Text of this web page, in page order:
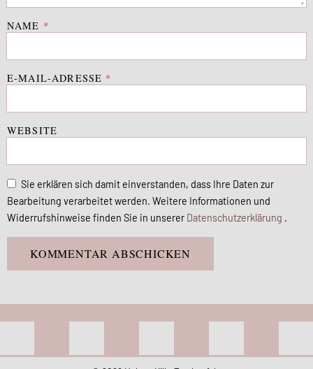
NAME *
E-MAIL-ADRESSE *
WEBSITE
Sie erklären sich damit einverstanden, dass Ihre Daten zur
Bearbeitung verarbeitet werden. Weitere Informationen und
Widerrufshinweise finden Sie in unserer Datenschutzerklärung .